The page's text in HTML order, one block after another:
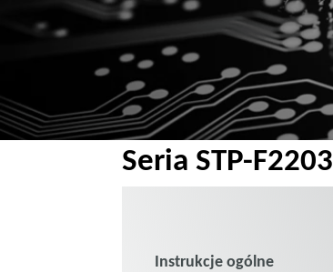
Seria STP-F2203
Instrukcje ogólne